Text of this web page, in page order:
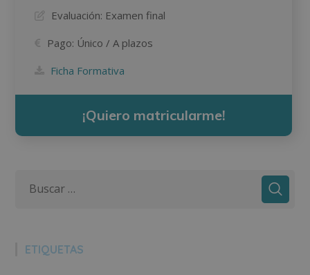
Evaluación: Examen final
Pago: Único / A plazos
Ficha Formativa
¡Quiero matricularme!
ETIQUETAS